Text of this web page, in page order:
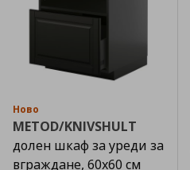
Ново
METOD/KNIVSHULT
долен шкаф за уреди за
вграждане, 60x60 см